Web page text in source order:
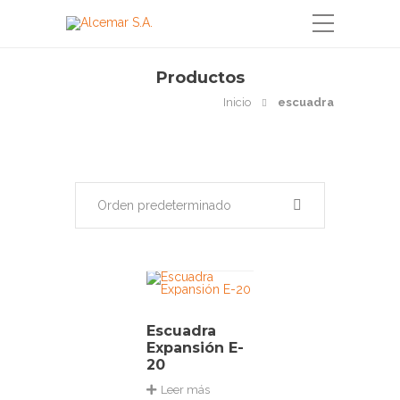
Productos
Inicio escuadra
Orden predeterminado
Escuadra
Expansión E-
20
Leer más